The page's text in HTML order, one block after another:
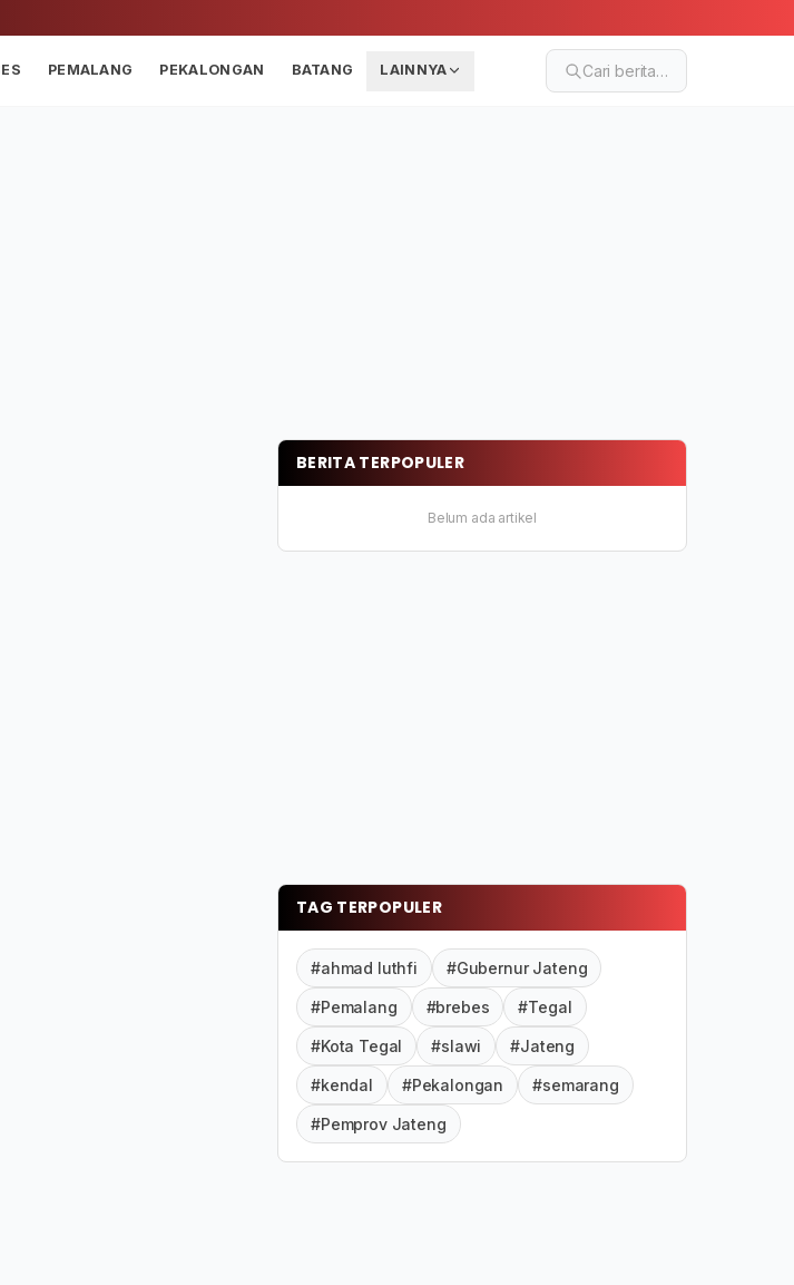
PEMALANG PEKALONGAN BATANG LAINNYA Cari berita…
BERITA TERPOPULER
Belum ada artikel
TAG TERPOPULER
#ahmad luthfi #Gubernur Jateng
#Pemalang #brebes #Tegal
#Kota Tegal #slawi #Jateng
#kendal #Pekalongan #semarang
#Pemprov Jateng